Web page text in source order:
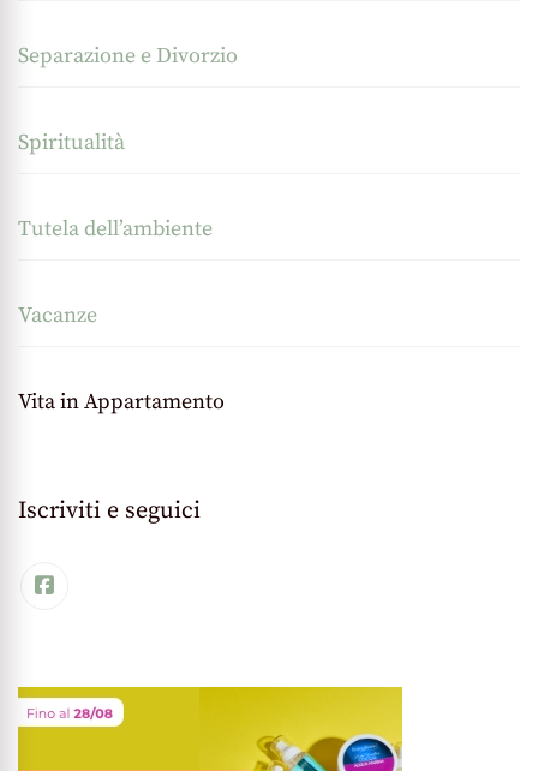
Separazione e Divorzio
Spiritualità
Tutela dell’ambiente
Vacanze
Vita in Appartamento
Iscriviti e seguici